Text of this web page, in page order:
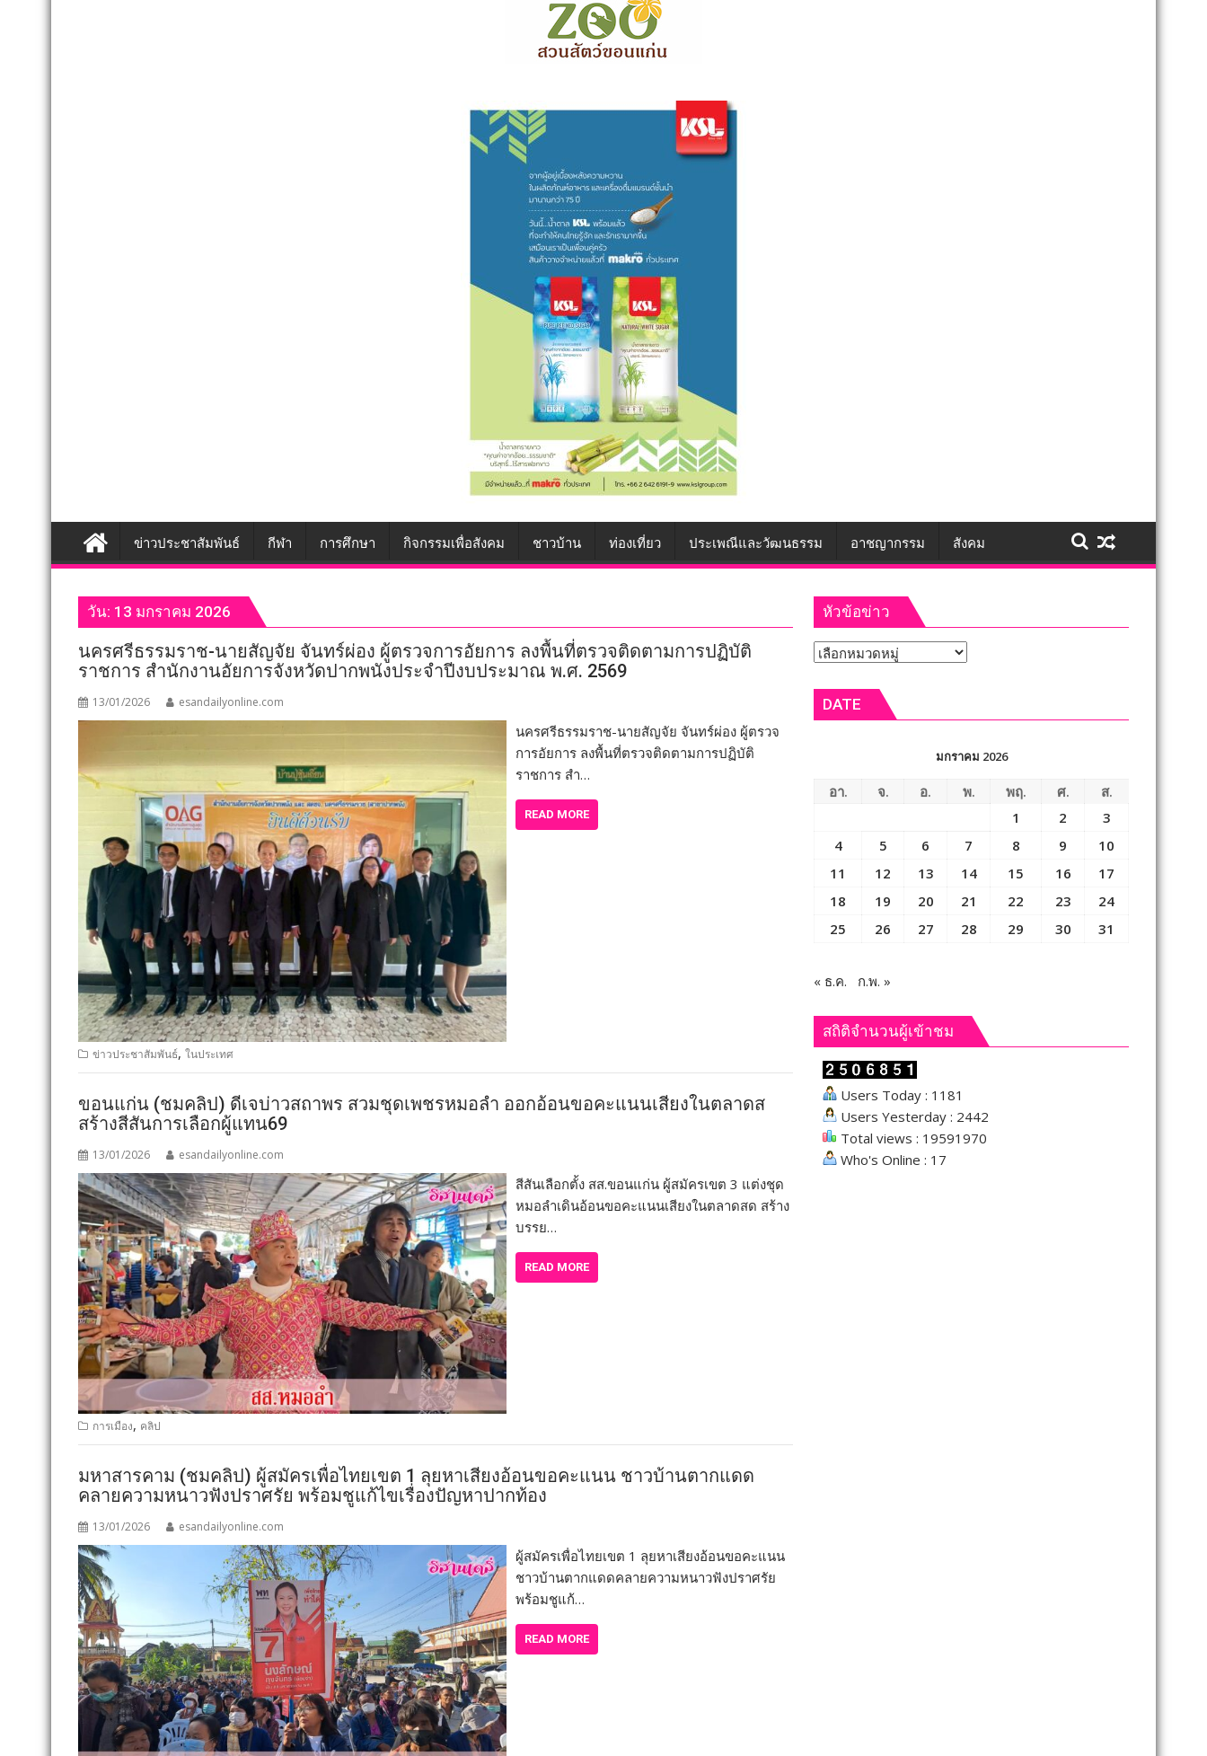
ข่าวประชาสัมพันธ์ กีฬา การศึกษา กิจกรรมเพื่อสังคม ชาวบ้าน ท่องเที่ยว ประเพณีและวัฒนธรรม อาชญากรรม สังคม
วัน: 13 มกราคม 2026
นครศรีธรรมราช-นายสัญจัย จันทร์ผ่อง ผู้ตรวจการอัยการ ลงพื้นที่ตรวจติดตามการปฏิบัติ
ราชการ สำนักงานอัยการจังหวัดปากพนังประจำปีงบประมาณ พ.ศ. 2569
13/01/2026 esandailyonline.com
นครศรีธรรมราช-นายสัญจัย จันทร์ผ่อง ผู้ตรวจ
การอัยการ ลงพื้นที่ตรวจติดตามการปฏิบัติ
ราชการ สำ…
READ MORE
ข่าวประชาสัมพันธ์, ในประเทศ
ขอนแก่น (ชมคลิป) ดีเจบ่าวสถาพร สวมชุดเพชรหมอลำ ออกอ้อนขอคะแนนเสียงในตลาดส
สร้างสีสันการเลือกผู้แทน69
13/01/2026 esandailyonline.com
สีสันเลือกตั้ง สส.ขอนแก่น ผู้สมัครเขต 3 แต่งชุด
หมอลำเดินอ้อนขอคะแนนเสียงในตลาดสด สร้าง
บรรย…
READ MORE
การเมือง, คลิป
มหาสารคาม (ชมคลิป) ผู้สมัครเพื่อไทยเขต 1 ลุยหาเสียงอ้อนขอคะแนน ชาวบ้านตากแดด
คลายความหนาวฟังปราศรัย พร้อมชูแก้ไขเรื่องปัญหาปากท้อง
13/01/2026 esandailyonline.com
ผู้สมัครเพื่อไทยเขต 1 ลุยหาเสียงอ้อนขอคะแนน
ชาวบ้านตากแดดคลายความหนาวฟังปราศรัย
พร้อมชูแก้…
READ MORE
หัวข้อข่าว
หัวข้อ
DATE
มกราคม 2026
อา. จ. อ. พ. พฤ. ศ.
ส.
1
2
3
4
5 6 7 8 9
10
11
12 13 14 15 16
17
18
19 20 21 22 23
24
25
26 27 28 29 30 31
« ธ.ค. ก.พ. »
สถิติจำนวนผู้เข้าชม
Users Today : 1181
Users Yesterday : 2442
Total views : 19591970
Who's Online : 17